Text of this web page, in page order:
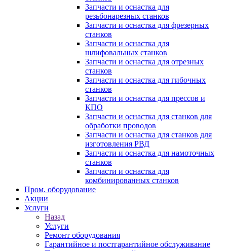
Запчасти и оснастка для
резьбонарезных станков
Запчасти и оснастка для фрезерных
станков
Запчасти и оснастка для
шлифовальных станков
Запчасти и оснастка для отрезных
станков
Запчасти и оснастка для гибочных
станков
Запчасти и оснастка для прессов и
КПО
Запчасти и оснастка для станков для
обработки проводов
Запчасти и оснастка для станков для
изготовления РВД
Запчасти и оснастка для намоточных
станков
Запчасти и оснастка для
комбинированных станков
Пром. оборудование
Акции
Услуги
Назад
Услуги
Ремонт оборудования
Гарантийное и постгарантийное обслуживание